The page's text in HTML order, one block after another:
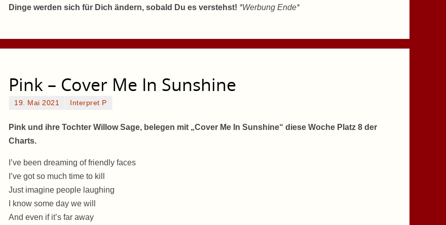
Dinge werden sich für Dich ändern, sobald Du es verstehst! *Werbung Ende*
Pink – Cover Me In Sunshine
19. Mai 2021 Interpret P
Pink und ihre Tochter Willow Sage, belegen mit „Cover Me In Sunshine“ diese Woche Platz 8 der
Charts.
I’ve been dreaming of friendly faces
I’ve got so much time to kill
Just imagine people laughing
I know some day we will
And even if it’s far away